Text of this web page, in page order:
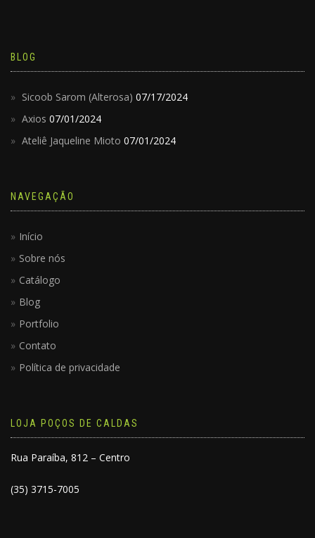
BLOG
Sicoob Sarom (Alterosa) 07/17/2024
Axios 07/01/2024
Ateliê Jaqueline Mioto 07/01/2024
NAVEGAÇÃO
Início
Sobre nós
Catálogo
Blog
Portfolio
Contato
Política de privacidade
LOJA POÇOS DE CALDAS
Rua Paraíba, 812 – Centro
(35) 3715-7005